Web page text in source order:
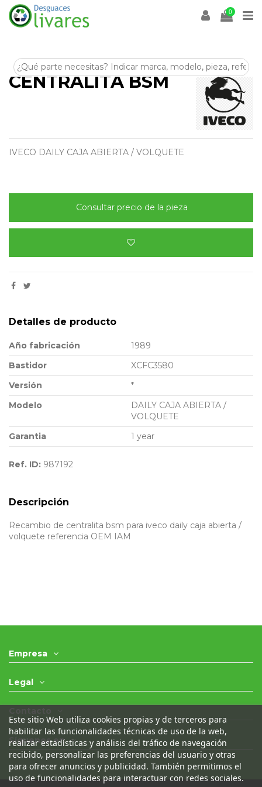
0
CENTRALITA BSM
IVECO DAILY CAJA ABIERTA / VOLQUETE
Consultar precio de la pieza
Detalles de producto
Año fabricación
1989
Bastidor
XCFC3580
Versión
*
Modelo
DAILY CAJA ABIERTA /
VOLQUETE
Garantia
1 year
Ref. ID: 987192
Descripción
Recambio de centralita bsm para iveco daily caja abierta /
volquete referencia OEM IAM
Empresa
Legal
Este sitio Web utiliza cookies propias y de terceros para
habilitar las funcionalidades técnicas de uso de la web,
realizar estadísticas y análisis del tráfico de navegación
recibido, personalizar las preferencias del usuario y otras
para ofrecer anuncios y publicidad. También permitimos el
uso de funcionalidades para interactuar con redes sociales.
Síguenos en